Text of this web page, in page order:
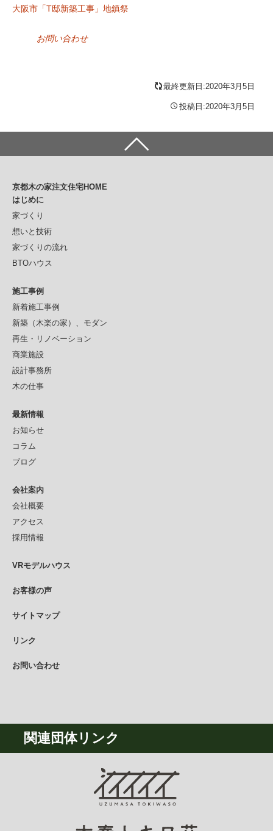
大阪市「T邸新築工事」地鎮祭
お問い合わせ
最終更新日:2020年3月5日
投稿日:2020年3月5日
京都木の家注文住宅HOME
はじめに
家づくり
想いと技術
家づくりの流れ
BTOハウス
施工事例
新着施工事例
新築（木楽の家）、モダン
再生・リノベーション
商業施設
設計事務所
木の仕事
最新情報
お知らせ
コラム
ブログ
会社案内
会社概要
アクセス
採用情報
VRモデルハウス
お客様の声
サイトマップ
リンク
お問い合わせ
関連団体リンク